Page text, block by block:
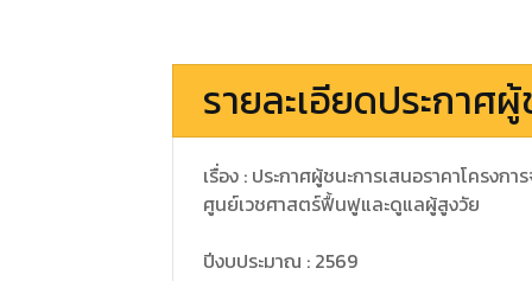
รายละเอียดประกาศ
เรื่อง : ประกาศผู้ชนะการเสนอราคาโครงก
ศูนย์เวชศาสตร์ฟื้นฟูและดูแลผู้สูงวัย
ปีงบประมาณ : 2569